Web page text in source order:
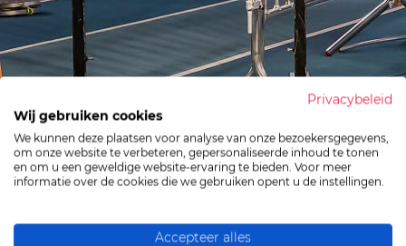
Privacybeleid
Wij gebruiken cookies
We kunnen deze plaatsen voor analyse van onze bezoekersgegevens,
om onze website te verbeteren, gepersonaliseerde inhoud te tonen
en om u een geweldige website-ervaring te bieden. Voor meer
informatie over de cookies die we gebruiken opent u de instellingen.
Accepteer alles